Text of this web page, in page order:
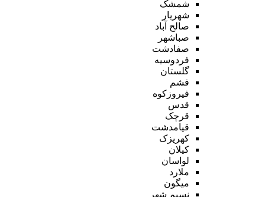
شمشک
شهریار
صالح آباد
صباشهر
صفادشت
فردوسیه
گلستان
فشم
فیروزکوه
قدس
قرچک
قیامدشت
کهریزک
کیلان
لواسان
ملارد
میگون
نسیم شهر